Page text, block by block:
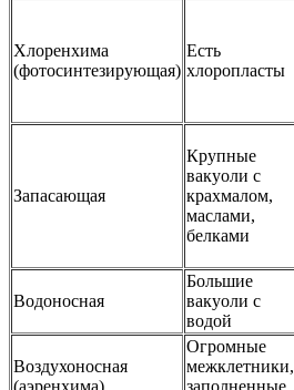
Хлоренхима
(фотосинтезирующая)
Есть
хлоропласты
Запасающая
Крупные
вакуоли с
крахмалом,
маслами,
белками
Водоносная
Большие
вакуоли с
водой
Воздухоносная
Огромные
межклетники,